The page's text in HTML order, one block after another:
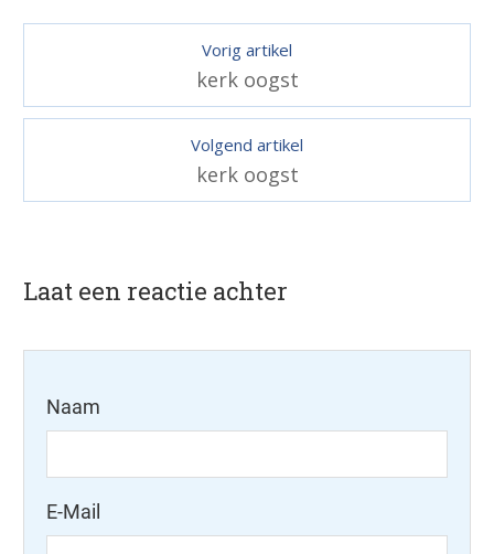
Vorig artikel
kerk oogst
Volgend artikel
kerk oogst
Laat een reactie achter
Naam
E-Mail